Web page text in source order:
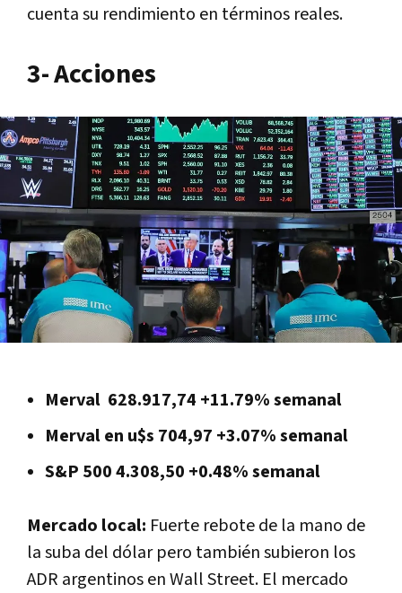
cuenta su rendimiento en términos reales.
3- Acciones
Merval 628.917,74 +11.79% semanal
Merval en u$s 704,97 +3.07% semanal
S&P 500 4.308,50 +0.48% semanal
Mercado local: Fuerte rebote de la mano de
la suba del dólar pero también subieron los
ADR argentinos en Wall Street. El mercado